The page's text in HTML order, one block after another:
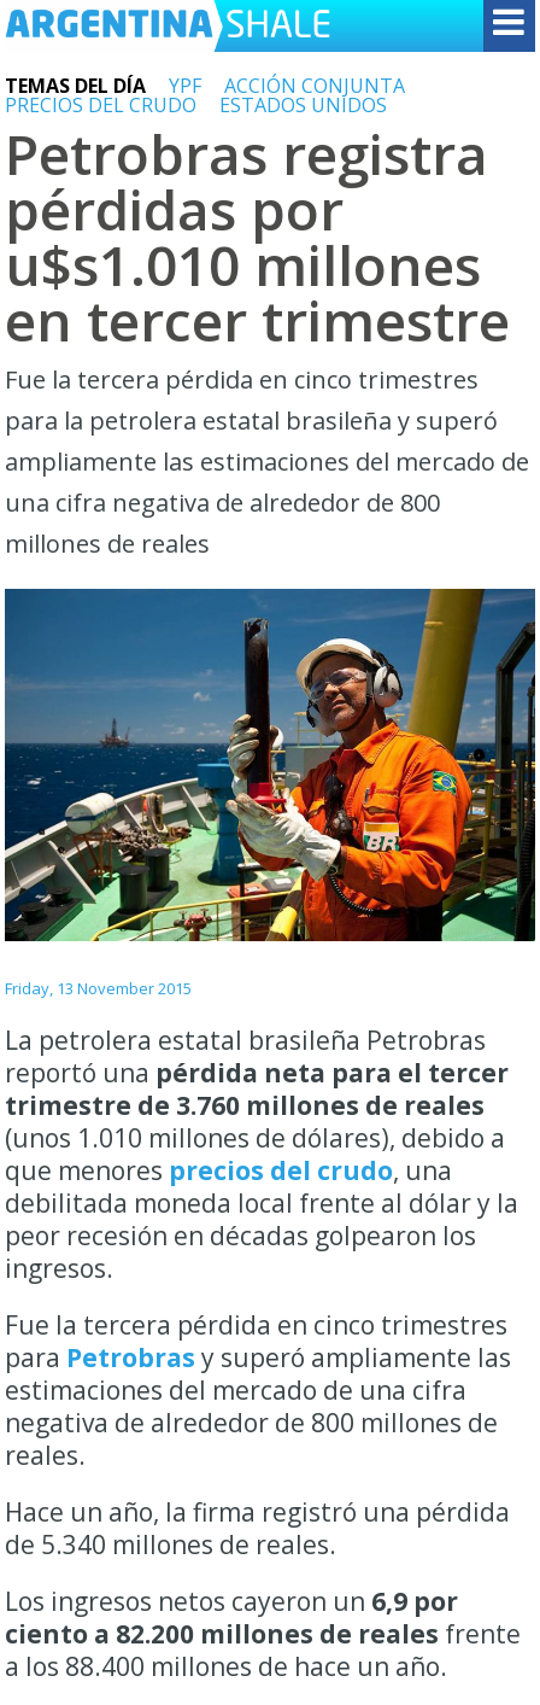
TEMAS DEL DÍA YPF ACCIÓN CONJUNTA
PRECIOS DEL CRUDO ESTADOS UNIDOS
Petrobras registra
pérdidas por
u$s1.010 millones
en tercer trimestre
Fue la tercera pérdida en cinco trimestres
para la petrolera estatal brasileña y superó
ampliamente las estimaciones del mercado de
una cifra negativa de alrededor de 800
millones de reales
Friday, 13 November 2015
La petrolera estatal brasileña Petrobras
reportó una pérdida neta para el tercer
trimestre de 3.760 millones de reales
(unos 1.010 millones de dólares), debido a
que menores precios del crudo, una
debilitada moneda local frente al dólar y la
peor recesión en décadas golpearon los
ingresos.
Fue la tercera pérdida en cinco trimestres
para Petrobras y superó ampliamente las
estimaciones del mercado de una cifra
negativa de alrededor de 800 millones de
reales.
Hace un año, la firma registró una pérdida
de 5.340 millones de reales.
Los ingresos netos cayeron un 6,9 por
ciento a 82.200 millones de reales frente
a los 88.400 millones de hace un año.